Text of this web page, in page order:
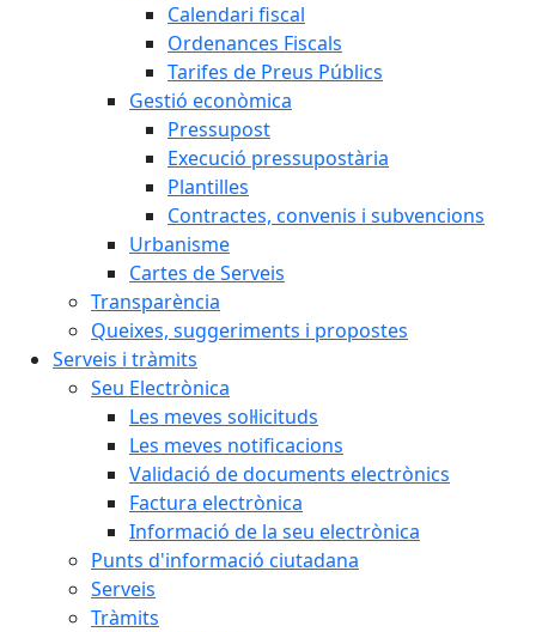
Calendari fiscal
Ordenances Fiscals
Tarifes de Preus Públics
Gestió econòmica
Pressupost
Execució pressupostària
Plantilles
Contractes, convenis i subvencions
Urbanisme
Cartes de Serveis
Transparència
Queixes, suggeriments i propostes
Serveis i tràmits
Seu Electrònica
Les meves sol·licituds
Les meves notificacions
Validació de documents electrònics
Factura electrònica
Informació de la seu electrònica
Punts d'informació ciutadana
Serveis
Tràmits